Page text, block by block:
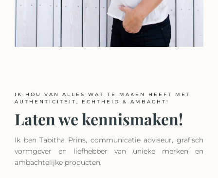
IK HOU VAN ALLES WAT TE MAKEN HEEFT MET
AUTHENTICITEIT, ECHTHEID & AMBACHT!
Laten we kennismaken!
Ik ben Tabitha Prins, communicatie adviseur, grafisch
vormgever en liefhebber van unieke merken en
ambachtelijke producten.